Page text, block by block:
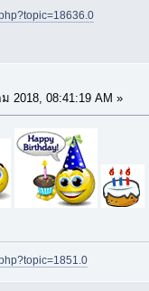
2018, 08:41:19 AM »